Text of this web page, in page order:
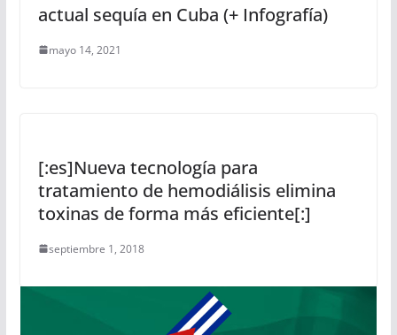
actual sequía en Cuba (+ Infografía)
mayo 14, 2021
[:es]Nueva tecnología para
tratamiento de hemodiálisis elimina
toxinas de forma más eficiente[:]
septiembre 1, 2018